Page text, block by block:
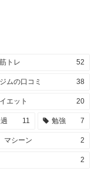
トレ 52
ジムの口コミ 38
エット 20
11 勉強 7
シーン 2
2